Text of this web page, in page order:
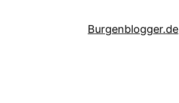
Burgenblogger.de